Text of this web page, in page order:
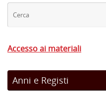
Accesso ai materiali
Anni e Registi